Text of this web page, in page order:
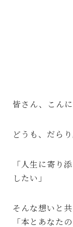
皆さん、こん
どうも、だら
「人生に寄り
したい」
そんな想いと
「本とあなた